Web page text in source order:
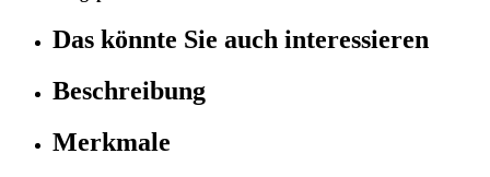
Das könnte Sie auch interessieren
Beschreibung
Merkmale